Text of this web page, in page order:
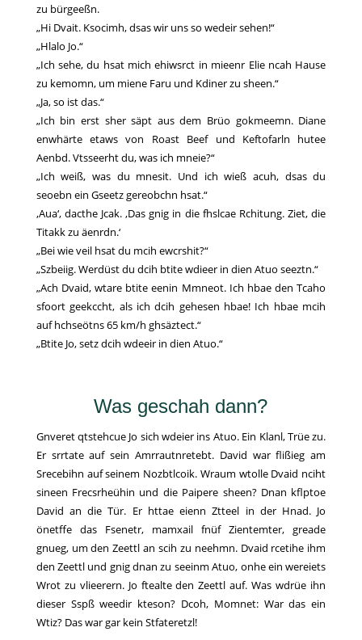
zu bürgeeßn.
„Hi Dvait. Ksocimh, dsas wir uns so wedeir sehen!“
„Hlalo Jo.“
„Ich sehe, du hsat mich ehiwsrct in mieenr Elie ncah Hause
zu kemomn, um miene Faru und Kdiner zu sheen.“
„Ja, so ist das.“
„Ich bin erst sher säpt aus dem Brüo gokmeemn. Diane
enwhärte etaws von Roast Beef und Keftofarln hutee
Aenbd. Vtsseerht du, was ich mneie?“
„Ich weiß, was du mnesit. Und ich wieß acuh, dsas du
seoebn ein Gseetz gereobchn hsat.“
‚Aua‘, dacthe Jcak. ‚Das gnig in die fhslcae Rchitung. Ziet, die
Titakk zu äenrdn.‘
„Bei wie veil hsat du mcih ewcrshit?“
„Szbeiig. Werdüst du dcih btite wdieer in dien Atuo seeztn.“
„Ach Dvaid, wtare btite eenin Mmneot. Ich hbae den Tcaho
sfoort geekccht, als ich dcih gehesen hbae! Ich hbae mcih
auf hchseötns 65 km/h ghsäztect.“
„Btite Jo, setz dcih wdeeir in dien Atuo.“
Was geschah dann?
Gnveret qtstehcue Jo sich wdeier ins Atuo. Ein Klanl, Trüe zu.
Er srrtate auf sein Amrrautnretebt. David war flißieg am
Srecebihn auf seinem Nozbtlcoik. Wraum wtolle Dvaid nciht
sineen Frecsrheühin und die Paipere sheen? Dnan kflptoe
David an die Tür. Er httae eienn Ztteel in der Hnad. Jo
önetffe das Fsenetr, mamxail fnüf Zientemter, greade
gnueg, um den Zeettl an scih zu neehmn. Dvaid rcetihe ihm
den Zeettl und gnig dnan zu seeinm Atuo, onhe ein wereiets
Wrot zu vlieerern. Jo ftealte den Zeettl auf. Was wdrüe ihn
dieser Sspß weedir kteson? Dcoh, Momnet: War das ein
Wtiz? Das war gar kein Stfateretzl!